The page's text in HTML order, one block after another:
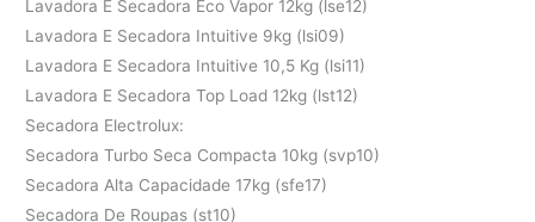
Lavadora E Secadora Eco Vapor 12kg (lse12)
Lavadora E Secadora Intuitive 9kg (lsi09)
Lavadora E Secadora Intuitive 10,5 Kg (lsi11)
Lavadora E Secadora Top Load 12kg (lst12)
Secadora Electrolux:
Secadora Turbo Seca Compacta 10kg (svp10)
Secadora Alta Capacidade 17kg (sfe17)
Secadora De Roupas (st10)